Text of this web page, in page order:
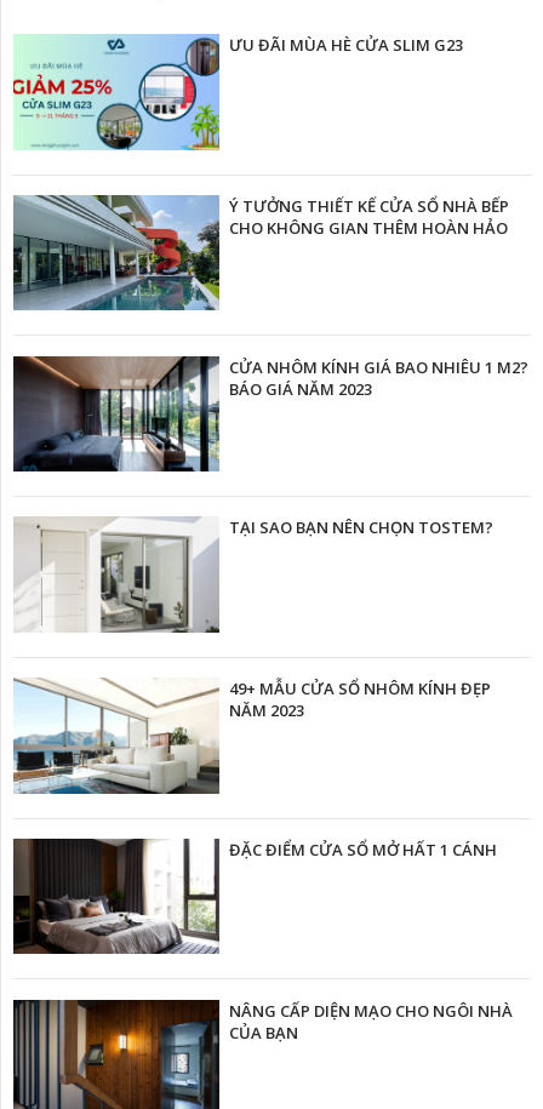
ƯU ĐÃI MÙA HÈ CỬA SLIM G23
Ý TƯỞNG THIẾT KẾ CỬA SỔ NHÀ BẾP
CHO KHÔNG GIAN THÊM HOÀN HẢO
CỬA NHÔM KÍNH GIÁ BAO NHIÊU 1 M2?
BÁO GIÁ NĂM 2023
TẠI SAO BẠN NÊN CHỌN TOSTEM?
49+ MẪU CỬA SỔ NHÔM KÍNH ĐẸP
NĂM 2023
ĐẶC ĐIỂM CỬA SỔ MỞ HẤT 1 CÁNH
NÂNG CẤP DIỆN MẠO CHO NGÔI NHÀ
CỦA BẠN